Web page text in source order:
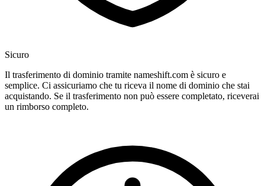
Sicuro
Il trasferimento di dominio tramite nameshift.com è sicuro e
semplice. Ci assicuriamo che tu riceva il nome di dominio che stai
acquistando. Se il trasferimento non può essere completato, riceverai
un rimborso completo.